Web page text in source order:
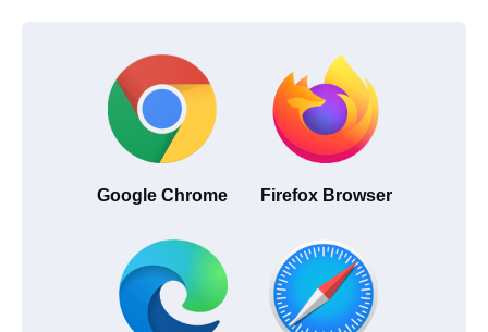
Google Chrome Firefox Browser